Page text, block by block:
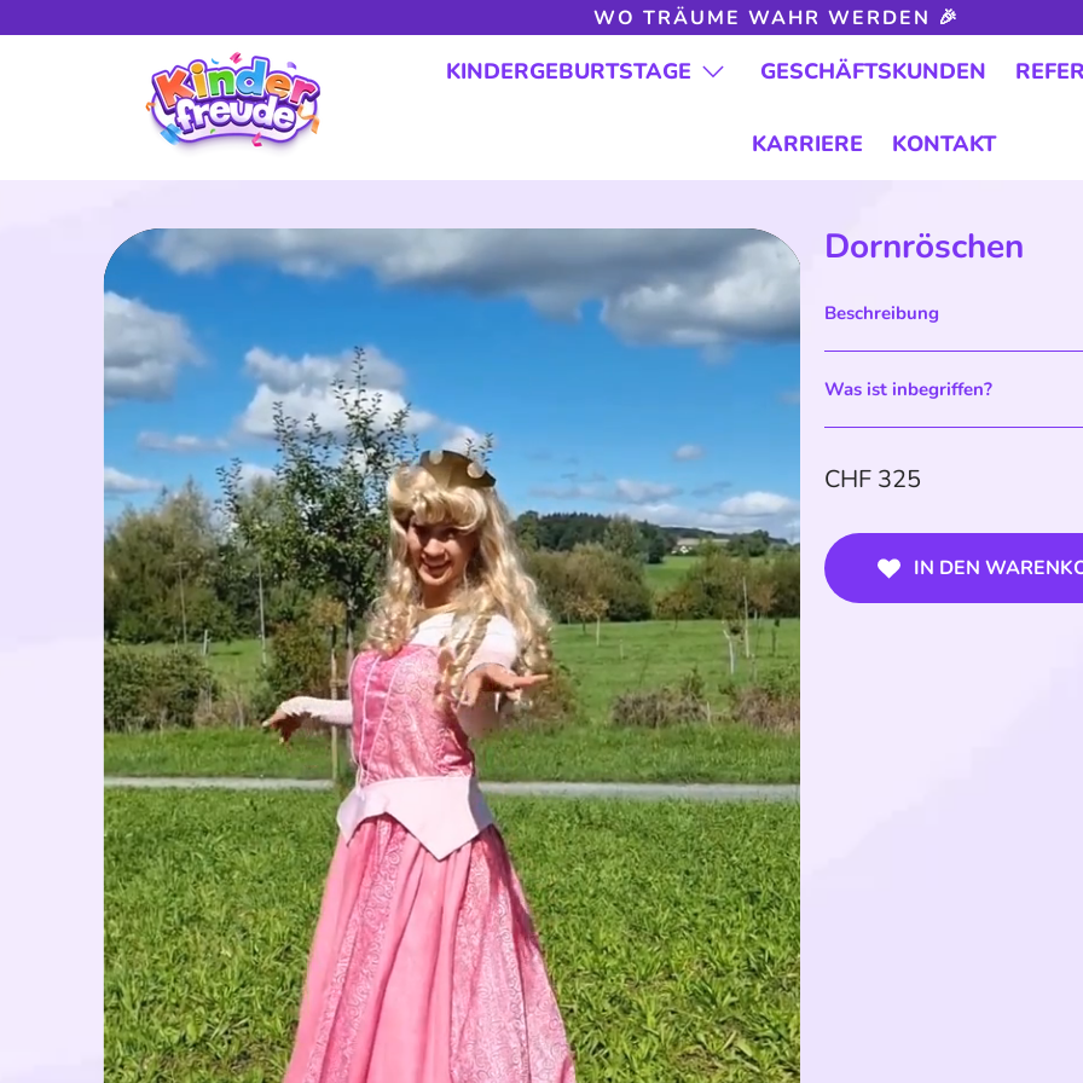
WO TRÄUME WAHR WERDEN 🎉
KINDERGEBURTSTAGE GESCHÄFTSKUNDEN
KARRIERE KONTAKT
Dornröschen
Beschreibung
Was ist inbegriffen?
CHF 325
IN DEN